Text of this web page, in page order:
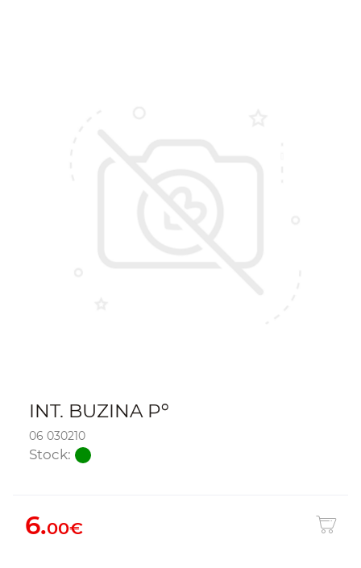
INT. BUZINA Pº
06 030210
Stock:
6.00€